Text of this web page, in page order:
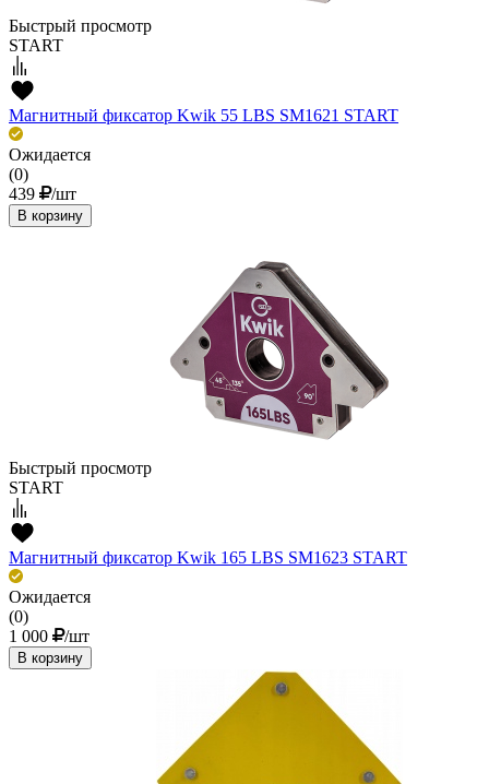
Быстрый просмотр
START
Магнитный фиксатор Kwik 55 LBS SM1621 START
Ожидается
(0)
439
/шт
В корзину
Быстрый просмотр
START
Магнитный фиксатор Kwik 165 LBS SM1623 START
Ожидается
(0)
1 000
/шт
В корзину